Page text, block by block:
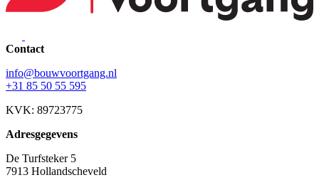
Contact
info@bouwvoortgang.nl
+31 85 50 55 595
KVK: 89723775
Adresgegevens
De Turfsteker 5
7913 Hollandscheveld